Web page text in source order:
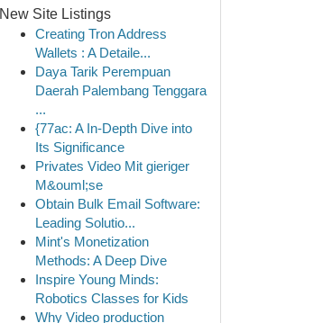
New Site Listings
Creating Tron Address
Wallets : A Detaile...
Daya Tarik Perempuan
Daerah Palembang Tenggara
...
{77ac: A In-Depth Dive into
Its Significance
Privates Video Mit gieriger
M&ouml;se
Obtain Bulk Email Software:
Leading Solutio...
Mint's Monetization
Methods: A Deep Dive
Inspire Young Minds:
Robotics Classes for Kids
Why Video production